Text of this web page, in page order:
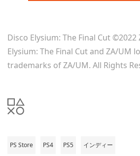
Disco Elysium: The Final Cut ©2022
Elysium: The Final Cut and ZA/UM
trademarks of ZA/UM. All Rights
PS Store PS4 PS5 インディー